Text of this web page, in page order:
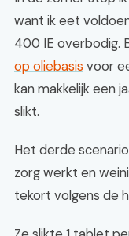
want ik eet
400 IE overbodig.
op oliebasis voor
kan makkelijk een
slikt.
Het derde
zorg werkt en
tekort volgens de